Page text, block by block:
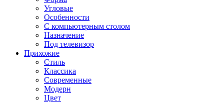
Угловые
Особенности
С компьютерным столом
Назначение
Под телевизор
Прихожие
Стиль
Классика
Современные
Модерн
Цвет